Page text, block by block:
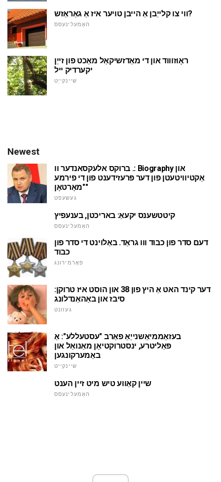
ווי צו קלייַבן אַ הייבן טויער איז אַ גאַראַזש?
האָמעלינעסס
ראָוזוווד און די מאַדזשיקאַל מאַכט פון זייַן
יקערדיק ייל
שיינקייַט
Newest
ברוקס אלעקסאנדער וו .: Biography און
אַקטיוויטעטן פון דער פּרעזידענט פון די פירמע
"מאָרטאָן"
געשעפט
קיטטשענס יקעאַ: באריכטן, בענעפיץ
האָמעלינעסס
דעם סדר פון כבוד ווו גראַד. באַלוינט די סדר פון
כבוד
פאָרמירונג
דער קינד האט אַ היץ פון 38 און הוסט איז טרוקן:
סיבז און באַהאַנדלונג
געזונט
בעזאַממיאַשנייַאַ פאַרב "עסטעללע": אַ
פּאַליטרע, ינסטרוקטיאָן מאַנואַל און
באַמערקונגען
שיינקייט
שיין קאַווע טיש מיט זיין הענט
האָמעלינעסס